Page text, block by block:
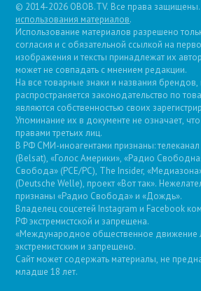
© 2014-2026 OBOB.TV. Все права защищены.
использования материалов.
Использование материалов разрешено
согласия и с обязательной ссылкой на
изображения и тексты принадлежат их
может не совпадать с мнением редакции.
На все товарные знаки и названия брендов,
распространяется законодательство по
являются собственностью своих
Упоминание их в документе не означает,
правами третьих лиц.
В РФ СМИ-иноагентами признаны:
(Belsat), «Голос Америки», «Радио
Свобода» (PCE/PC), The Insider,
(Deutsche Welle), проект «Вот так».
признаны «Радио Свобода» и «Дождь».
Владелец соцсетей Instagram и Facebook
РФ экстремистской и запрещена.
«Международное общественное движение
экстремистским и запрещено.
Сайт может содержать материалы, не
младше 18 лет.